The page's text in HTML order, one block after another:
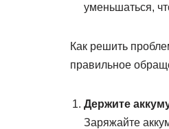
уменьшаться,
Как решить
правильное
Держите
Заряжайте